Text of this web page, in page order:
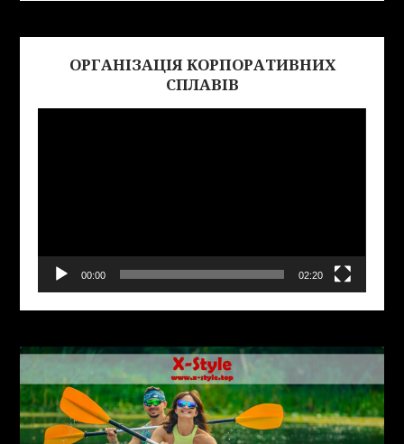
ОРГАНІЗАЦІЯ КОРПОРАТИВНИХ
СПЛАВІВ
00:00 02:20